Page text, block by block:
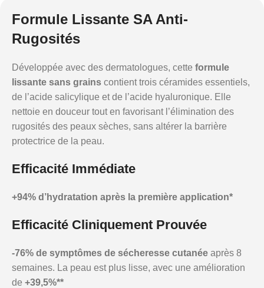
Formule Lissante SA Anti-
Rugosités
Développée avec des dermatologues, cette formule
lissante sans grains contient trois céramides essentiels,
de l’acide salicylique et de l’acide hyaluronique. Elle
nettoie en douceur tout en favorisant l’élimination des
rugosités des peaux sèches, sans altérer la barrière
protectrice de la peau.
Efficacité Immédiate
+94% d’hydratation après la première application*
Efficacité Cliniquement Prouvée
-76% de symptômes de sécheresse cutanée après 8
semaines. La peau est plus lisse, avec une amélioration
de +39,5%**